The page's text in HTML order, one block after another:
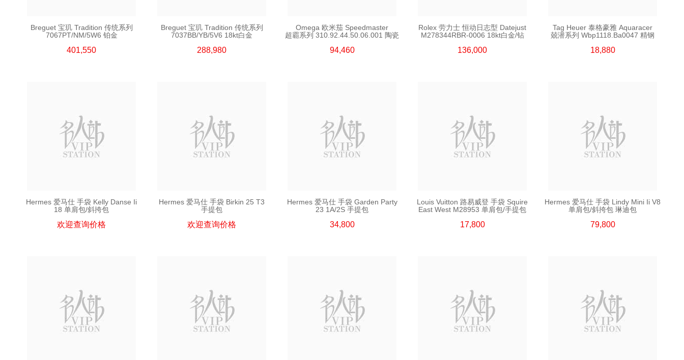
Breguet 宝玑 Tradition 传统系列
7067PT/NM/5W6 铂金
401,550
Breguet 宝玑 Tradition 传统系列
7037BB/YB/5V6 18kt白金
288,980
Omega 欧米茄 Speedmaster
超霸系列 310.92.44.50.06.001 陶瓷
94,460
Rolex 劳力士 恒动日志型 Datejust
M278344RBR-0006 18kt白金/钻
136,000
Tag Heuer 泰格豪雅 Aquaracer
兢潜系列 Wbp1118.Ba0047 精钢
18,880
Hermes 爱马仕 手袋 Kelly Danse Ii
18 单肩包/斜挎包
欢迎查询价格
Hermes 爱马仕 手袋 Birkin 25 T3
手提包
欢迎查询价格
Hermes 爱马仕 手袋 Garden Party
23 1A/2S 手提包
34,800
Louis Vuitton 路易威登 手袋 Squire
East West M28953 单肩包/手提包
17,800
Hermes 爱马仕 手袋 Lindy Mini Ii V8
单肩包/斜挎包 琳迪包
79,800